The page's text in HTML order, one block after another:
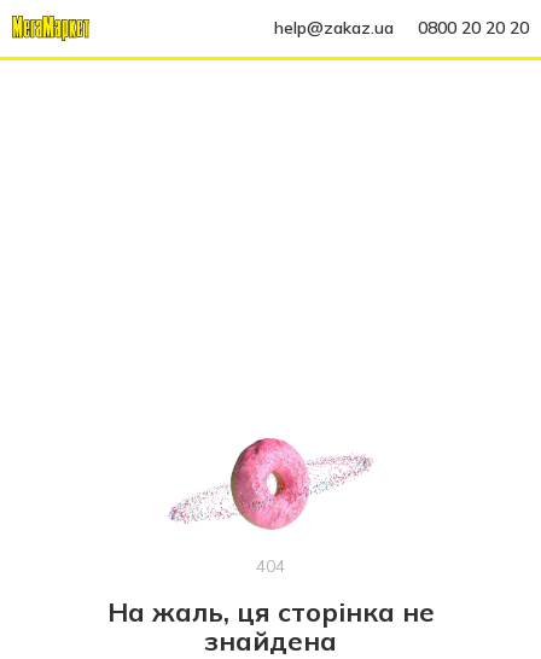
help@zakaz.ua 0800 20 20 20
404
На жаль, ця сторінка не
знайдена